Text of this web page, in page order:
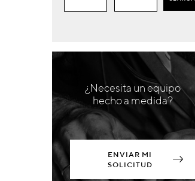
¿Necesita un equipo
hecho a medida?
ENVIAR MI
SOLICITUD